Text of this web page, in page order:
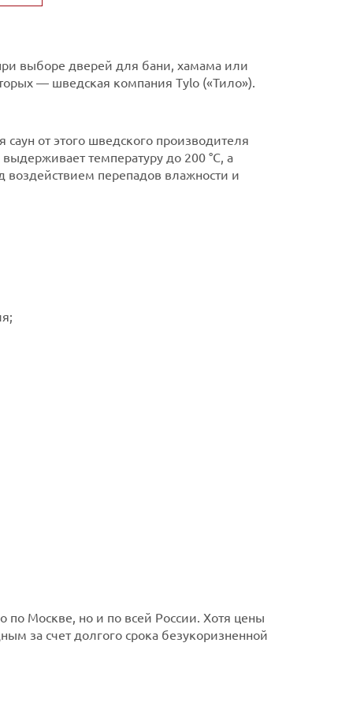
выборе дверей для бани, хамама или
— шведская компания Tylo («Тило»).
от этого шведского производителя
температуру до 200 °С, а
перепадов влажности и
по Москве, но и по всей России. Хотя цены
за счет долгого срока безукоризненной